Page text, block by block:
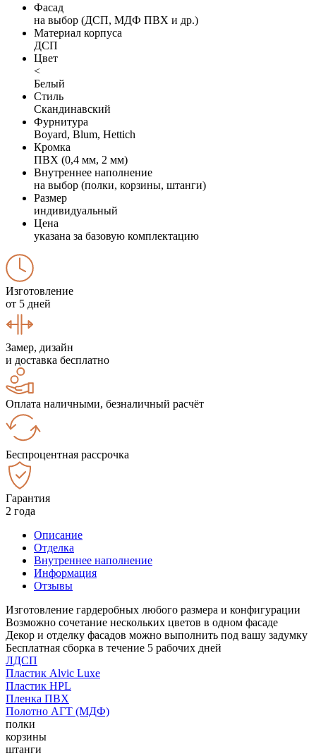
Фасад
на выбор (ДСП, МДФ ПВХ и др.)
Материал корпуса
ДСП
Цвет
<
Белый
Стиль
Скандинавский
Фурнитура
Boyard, Blum, Hettich
Кромка
ПВХ (0,4 мм, 2 мм)
Внутреннее наполнение
на выбор (полки, корзины, штанги)
Размер
индивидуальный
Цена
указана за базовую комплектацию
Изготовление
от 5 дней
Замер, дизайн
и доставка бесплатно
Оплата наличными, безналичный расчёт
Беспроцентная рассрочка
Гарантия
2 года
Описание
Отделка
Внутреннее наполнение
Информация
Отзывы
Изготовление гардеробных любого размера и конфигурации
Возможно сочетание нескольких цветов в одном фасаде
Декор и отделку фасадов можно выполнить под вашу задумку
Бесплатная сборка в течение 5 рабочих дней
ЛДСП
Пластик Alvic Luxe
Пластик HPL
Пленка ПВХ
Полотно АГТ (МДФ)
полки
корзины
штанги